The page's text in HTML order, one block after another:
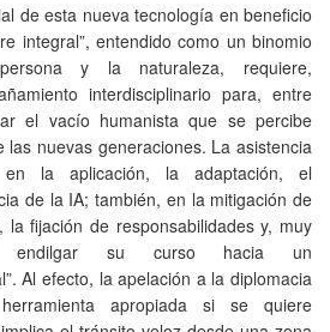
de esta nueva tecnología en beneficio
integral”, entendido como un binomio
y la naturaleza, requiere,
interdisciplinario para, entre
el vacío humanista que se percibe
nuevas generaciones. La asistencia
la aplicación, la adaptación, el
de la IA; también, en la mitigación de
la fijación de responsabilidades y, muy
endilgar su curso hacia un
Al efecto, la apelación a la diplomacia
apropiada si se quiere